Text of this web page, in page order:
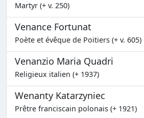
Martyr (+ v. 250)
Venance Fortunat
Poète et évêque de Poitiers (+ v. 605)
Venanzio Maria Quadri
Religieux italien (+ 1937)
Wenanty Katarzyniec
Prêtre franciscain polonais (+ 1921)